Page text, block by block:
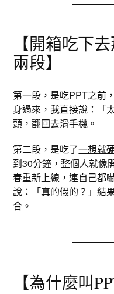
【開箱吃下
兩段】
第一段，是吃PPT之前
身過來，我直接說：「
頭，翻回去滑手機。
第二段，是吃了一想就
到30分鐘，整個人就像
春重新上線，連自己都
說：「真的假的？」結
合。
【為什麼叫